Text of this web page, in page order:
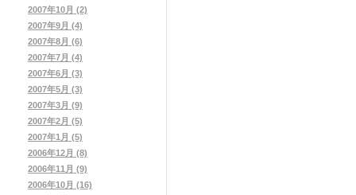
2007年10月 (2)
2007年9月 (4)
2007年8月 (6)
2007年7月 (4)
2007年6月 (3)
2007年5月 (3)
2007年3月 (9)
2007年2月 (5)
2007年1月 (5)
2006年12月 (8)
2006年11月 (9)
2006年10月 (16)